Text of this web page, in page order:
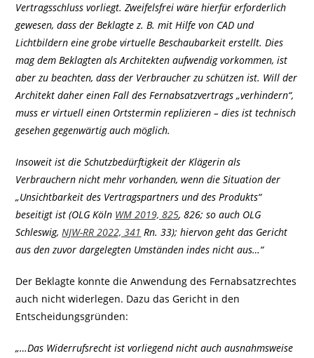
Vertragsschluss vorliegt. Zweifelsfrei wäre hierfür erforderlich
gewesen, dass der Beklagte z. B. mit Hilfe von CAD und
Lichtbildern eine grobe virtuelle Beschaubarkeit erstellt. Dies
mag dem Beklagten als Architekten aufwendig vorkommen, ist
aber zu beachten, dass der Verbraucher zu schützen ist. Will der
Architekt daher einen Fall des Fernabsatzvertrags „verhindern“,
muss er virtuell einen Ortstermin replizieren – dies ist technisch
gesehen gegenwärtig auch möglich.
Insoweit ist die Schutzbedürftigkeit der Klägerin als
Verbrauchern nicht mehr vorhanden, wenn die Situation der
„Unsichtbarkeit des Vertragspartners und des Produkts“
beseitigt ist (OLG Köln WM 2019, 825, 826; so auch OLG
Schleswig,NJW-RR 2022, 341 Rn. 33); hiervon geht das Gericht
aus den zuvor dargelegten Umständen indes nicht aus…“
Der Beklagte konnte die Anwendung des Fernabsatzrechtes
auch nicht widerlegen. Dazu das Gericht in den
Entscheidungsgründen:
„…Das Widerrufsrecht ist vorliegend nicht auch ausnahmsweise